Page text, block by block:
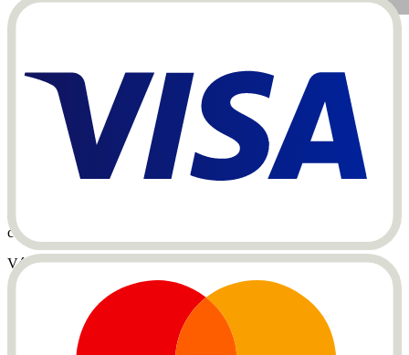
Tellpass
Vé Tellpass bao gồm nhiều dịch vụ du lịch tại Trung tâm Thụy Sĩ –
tức là quanh
Lucernevà Hồ Tứ Hồ. Nếu bạn quen thuộc với truyền
thuyết về Wilhelm Tell, sẽ không ngạc nhiên trước cái tên đặc biệt
này. Nếu không, đây là một chút làm mới.
con trai ông Walter tại Altdorf vào thế kỉ 13 để thoát khỏi sự bắt giữ
của chính quyền quân quản Gessler gian xảo.
Với cung tên, tất nhiên.
Sau một cú bắn căng thẳng nhưng thành công, Tell vẫn bị bắt giữ và
đã trốn thoát khỏi Gessler khi đang có một cơn bão lớn trên Hồ Tứ
Hồ. Đó là một trận đấu sinh tử…